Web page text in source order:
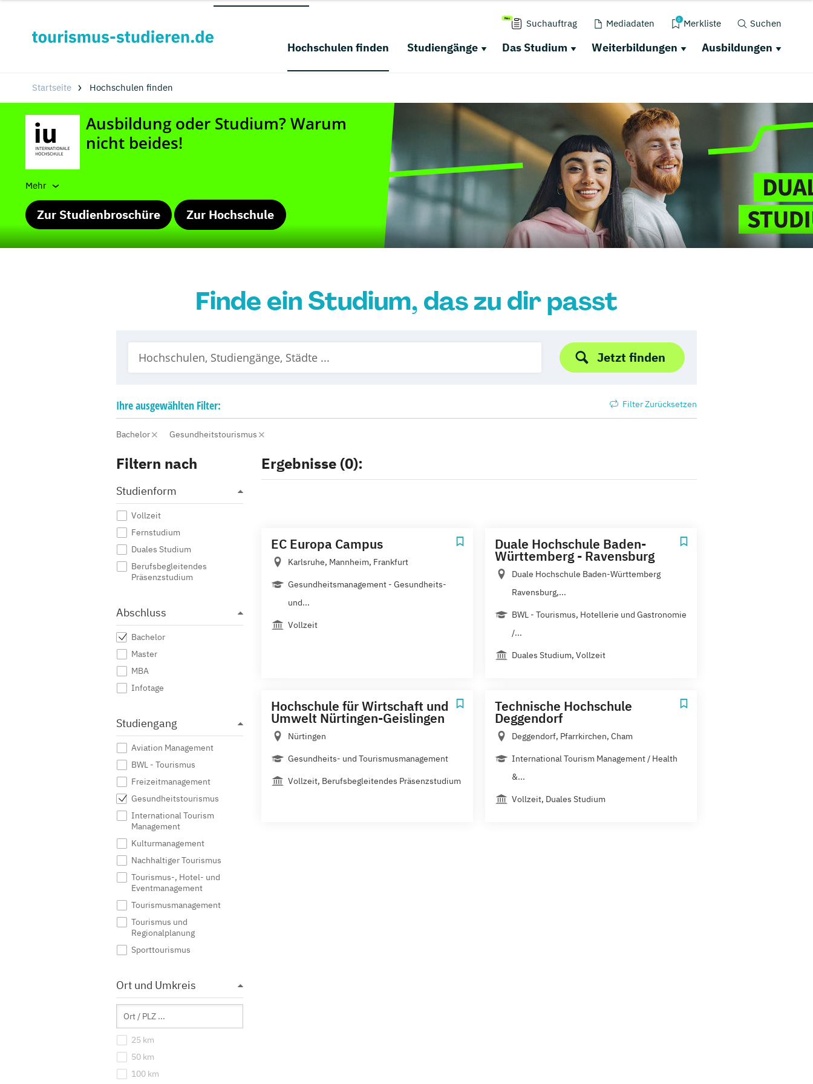
Suchauftrag Mediadaten 0 Merkliste Suchen
Hochschulen finden Studiengänge Das Studium Weiterbildungen Ausbildungen
Startseite Hochschulen finden
Mehr
Zur Studienbroschüre Zur Hochschule
Finde ein Studium, das zu dir passt
Jetzt finden
Ihreausgewählten Filter: Filter Zurücksetzen
Bachelor Gesundheitstourismus
Filtern nach
Studienform
Vollzeit
Fernstudium
Duales Studium
Berufsbegleitendes
Präsenzstudium
Abschluss
Bachelor
Master
MBA
Infotage
Studiengang
Aviation Management
BWL - Tourismus
Freizeitmanagement
Gesundheitstourismus
International Tourism
Management
Kulturmanagement
Nachhaltiger Tourismus
Tourismus-, Hotel- und
Eventmanagement
Tourismusmanagement
Tourismus und
Regionalplanung
Sporttourismus
Ort und Umkreis
25 km
50 km
100 km
Ergebnisse (0):
EC Europa Campus
Karlsruhe, Mannheim, Frankfurt
Gesundheitsmanagement - Gesundheits-
und...
Vollzeit
Duale Hochschule Baden-
Württemberg - Ravensburg
Duale Hochschule Baden-Württemberg
Ravensburg,...
BWL - Tourismus, Hotellerie und Gastronomie
/...
Duales Studium, Vollzeit
Hochschule für Wirtschaft und
Umwelt Nürtingen-Geislingen
Nürtingen
Gesundheits- und Tourismusmanagement
Vollzeit, Berufsbegleitendes Präsenzstudium
Technische Hochschule
Deggendorf
Deggendorf, Pfarrkirchen, Cham
International Tourism Management / Health
&...
Vollzeit, Duales Studium